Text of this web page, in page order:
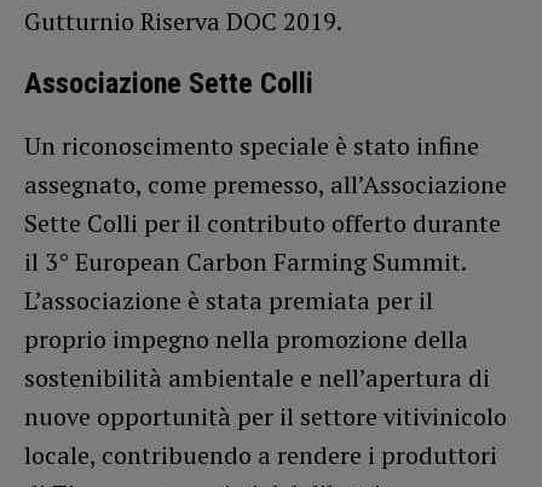
Gutturnio Riserva DOC 2019.
Associazione Sette Colli
Un riconoscimento speciale è stato infine
assegnato, come premesso, all’Associazione
Sette Colli per il contributo offerto durante
il 3° European Carbon Farming Summit.
L’associazione è stata premiata per il
proprio impegno nella promozione della
sostenibilità ambientale e nell’apertura di
nuove opportunità per il settore vitivinicolo
locale, contribuendo a rendere i produttori